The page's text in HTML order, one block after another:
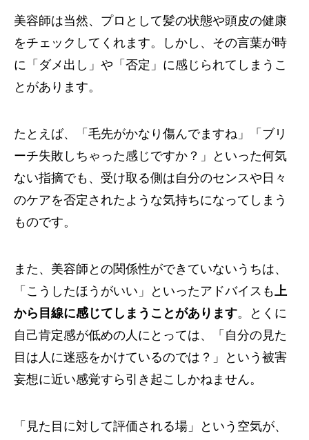
美容師は当然、プロとして髪の状態や頭皮の健康
をチェックしてくれます。しかし、その言葉が時
に「ダメ出し」や「否定」に感じられてしまうこ
とがあります。
たとえば、「毛先がかなり傷んでますね」「ブリ
ーチ失敗しちゃった感じですか？」といった何気
ない指摘でも、受け取る側は自分のセンスや日々
のケアを否定されたような気持ちになってしまう
ものです。
また、美容師との関係性ができていないうちは、
「こうしたほうがいい」といったアドバイスも 上
から目線に感じてしまうことがあります。とくに
自己肯定感が低めの人にとっては、「自分の見た
目は人に迷惑をかけているのでは？」という被害
妄想に近い感覚すら引き起こしかねません。
「見た目に対して評価される場」という空気が、